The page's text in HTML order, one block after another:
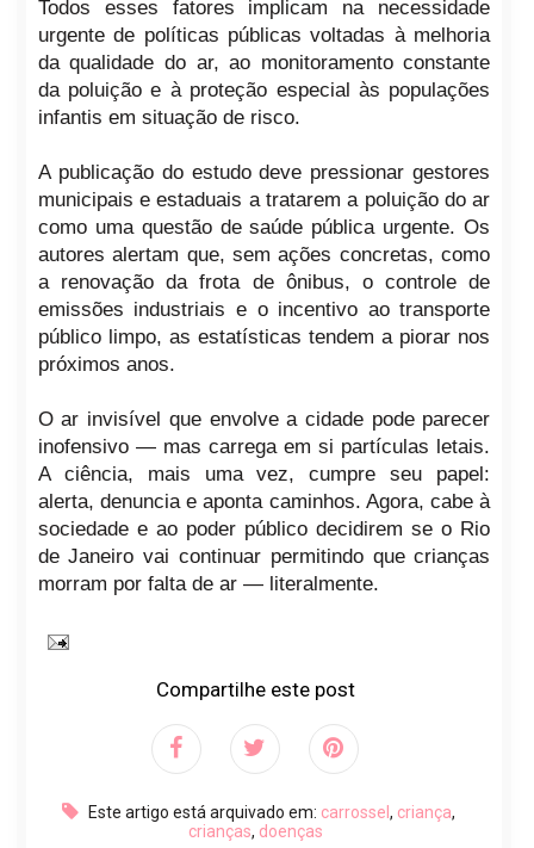
Todos esses fatores implicam na necessidade
urgente de políticas públicas voltadas à melhoria
da qualidade do ar, ao monitoramento constante
da poluição e à proteção especial às populações
infantis em situação de risco.
A publicação do estudo deve pressionar gestores
municipais e estaduais a tratarem a poluição do ar
como uma questão de saúde pública urgente. Os
autores alertam que, sem ações concretas, como
a renovação da frota de ônibus, o controle de
emissões industriais e o incentivo ao transporte
público limpo, as estatísticas tendem a piorar nos
próximos anos.
O ar invisível que envolve a cidade pode parecer
inofensivo — mas carrega em si partículas letais.
A ciência, mais uma vez, cumpre seu papel:
alerta, denuncia e aponta caminhos. Agora, cabe à
sociedade e ao poder público decidirem se o Rio
de Janeiro vai continuar permitindo que crianças
morram por falta de ar — literalmente.
Compartilhe este post
Este artigo está arquivado em: carrossel , criança,
crianças, doenças